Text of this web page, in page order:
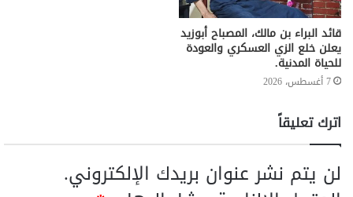
قائد البراء بن مالك، المصباح أبوزيد
يعلن خلع الزي العسكري والعودة
للحياة المدنية.
7 أغسطس، 2026
اترك تعليقاً
لن يتم نشر عنوان بريدك الإلكتروني.